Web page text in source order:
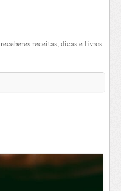
receitas, dicas e livros